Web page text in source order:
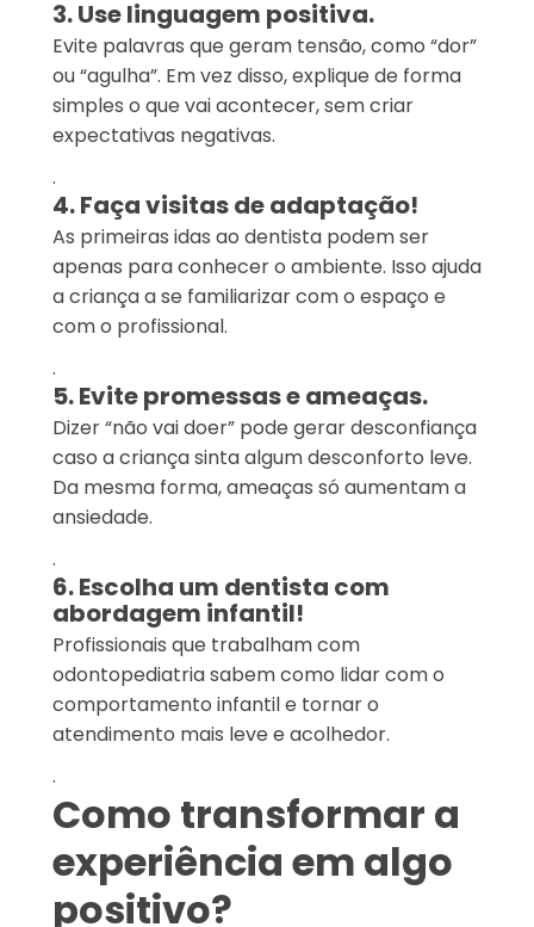
3. Use linguagem positiva.
Evite palavras que geram tensão, como “dor”
ou “agulha”. Em vez disso, explique de forma
simples o que vai acontecer, sem criar
expectativas negativas.
.
4. Faça visitas de adaptação!
As primeiras idas ao dentista podem ser
apenas para conhecer o ambiente. Isso ajuda
a criança a se familiarizar com o espaço e
com o profissional.
.
5. Evite promessas e ameaças.
Dizer “não vai doer” pode gerar desconfiança
caso a criança sinta algum desconforto leve.
Da mesma forma, ameaças só aumentam a
ansiedade.
.
6. Escolha um dentista com
abordagem infantil!
Profissionais que trabalham com
odontopediatria sabem como lidar com o
comportamento infantil e tornar o
atendimento mais leve e acolhedor.
.
Como transformar a
experiência em algo
positivo?